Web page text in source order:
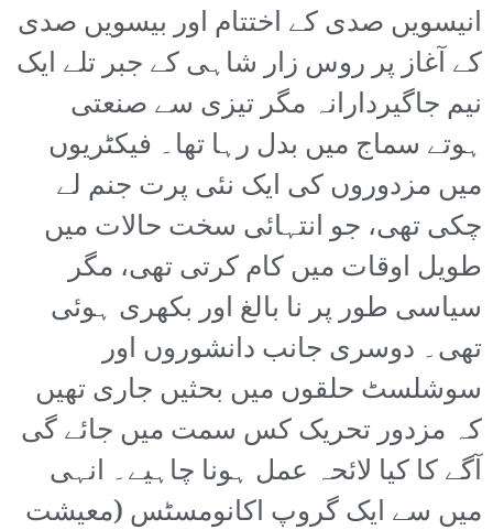
انیسویں صدی کے اختتام اور بیسویں صدی
کے آغاز پر روس زار شاہی کے جبر تلے ایک
نیم جاگیردارانہ مگر تیزی سے صنعتی
ہوتے سماج میں بدل رہا تھا۔ فیکٹریوں
میں مزدوروں کی ایک نئی پرت جنم لے
چکی تھی، جو انتہائی سخت حالات میں
طویل اوقات میں کام کرتی تھی، مگر
سیاسی طور پر نا بالغ اور بکھری ہوئی
تھی۔ دوسری جانب دانشوروں اور
سوشلسٹ حلقوں میں بحثیں جاری تھیں
کہ مزدور تحریک کس سمت میں جائے گی
آگے کا کیا لائحہ عمل ہونا چاہیے۔ انہی
میں سے ایک گروپ اکانومسٹس (معیشت